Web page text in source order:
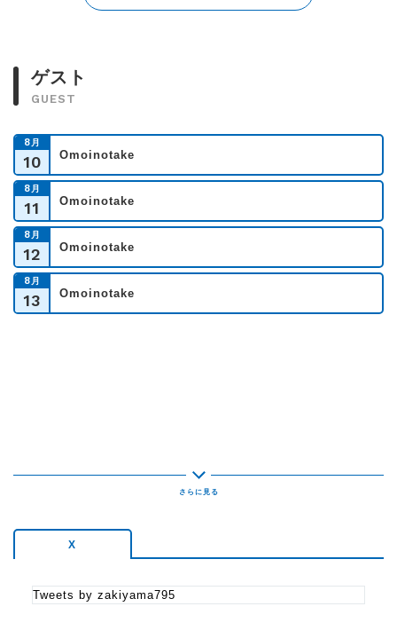
ゲスト
GUEST
8月
10 Omoinotake
8月
11 Omoinotake
8月
12 Omoinotake
8月
13 Omoinotake
X
Tweets by zakiyama795